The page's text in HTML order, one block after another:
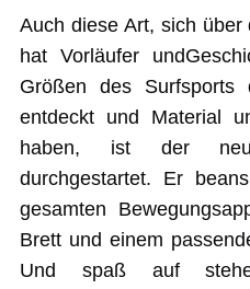
Auch diese Art, sich
hat Vorläufer
Größen des Surfsports
entdeckt und Material
haben, ist der
durchgestartet. Er
gesamten
Brett und einem
Und spaß auf